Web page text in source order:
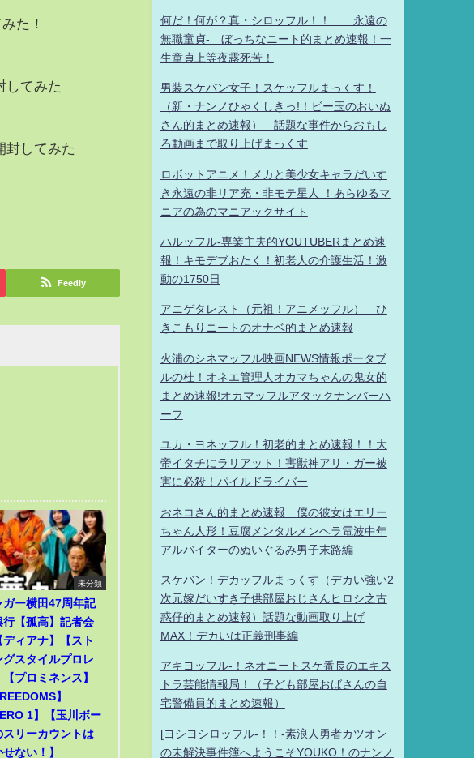
た！
してみた
してみた
Feedly
未分類
ガー横田47周年記
行【孤高】記者会
ディアナ】【スト
グスタイルプロレ
【プロミネンス】
】
1】【玉川ボー
スリーカウントは
せない！】
何だ！何が？真・シロッフル！！ 永遠の
無職童貞- ぼっちなニート的まとめ速報！一
生童貞上等夜露死苦！
男装スケバン女子！スケッフルまっくす！
（新・ナンノひゃくしきっ!！ビー玉のおいぬ
さん的まとめ速報） 話題な事件からおもし
ろ動画まで取り上げまっくす
ロボットアニメ！メカと美少女キャラだいす
き永遠の非リア充・非モテ星人 ！あらゆるマ
ニアの為のマニアックサイト
ハルッフル-専業主夫的YOUTUBERまとめ速
報！キモデブおたく！初老人の介護生活！激
動の1750日
アニゲタレスト（元祖！アニメッフル） ひ
きこもりニートのオナベ的まとめ速報
火浦のシネマッフル映画NEWS情報ポータブ
ルの杜！オネエ管理人オカマちゃんの鬼女的
まとめ速報!オカマッフルアタックナンバーハ
ーフ
ユカ・ヨネッフル！初老的まとめ速報！！大
帝イタチにラリアット！害獣神アリ・ガー被
害に必殺！パイルドライバー
おネコさん的まとめ速報 僕の彼女はエリー
ちゃん人形！豆腐メンタルメンヘラ電波中年
アルバイターのぬいぐるみ男子末路編
スケバン！デカッフルまっくす（デカい強い2
次元嫁だいすき子供部屋おじさんヒロシ之古
惑仔的まとめ速報）話題な動画取り上げ
MAX！デカいは正義刑事編
アキヨッフル-！ネオニートスケ番長のエキス
トラ芸能情報局！（子ども部屋おばさんの自
宅警備員的まとめ速報）
[ヨシヨシロッフル-！！-素浪人勇者カツオン
の未解決事件簿へようこそYOUKO！のナンノ